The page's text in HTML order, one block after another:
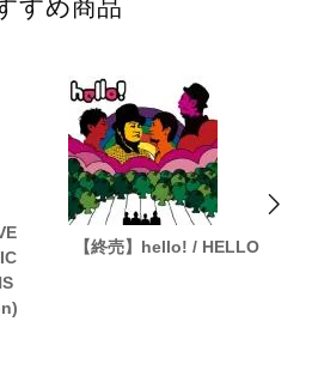
すめ商品
【終売】hello! / HELLO